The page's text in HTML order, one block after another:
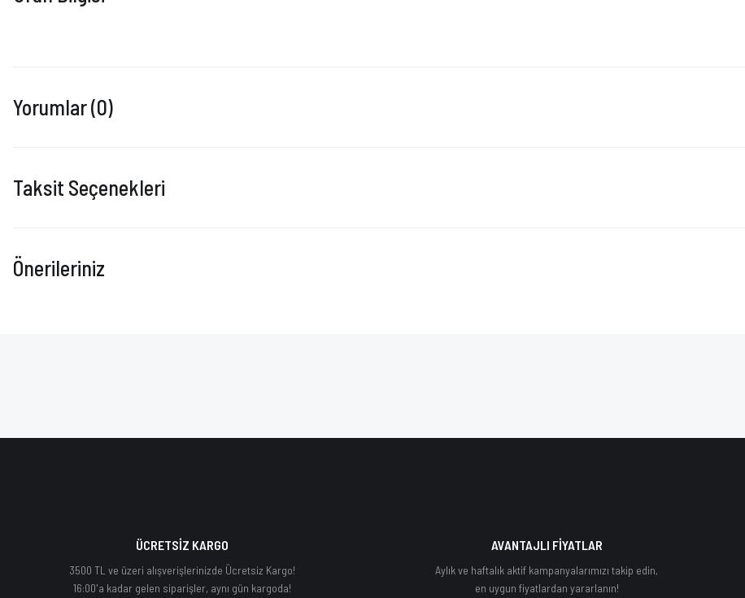
Yorumlar (0)
Taksit Seçenekleri
Önerileriniz
ÜCRETSİZ KARGO
3500 TL ve üzeri alışverişlerinizde Ücretsiz Kargo!
16:00'a kadar gelen siparişler, aynı gün kargoda!
AVANTAJLI FİYATLAR
Aylık ve haftalık aktif kampanyalarımızı takip edin,
en uygun fiyatlardan yararlanın!